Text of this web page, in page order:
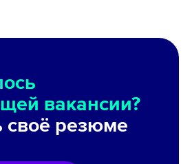
вакансии?
своё резюме